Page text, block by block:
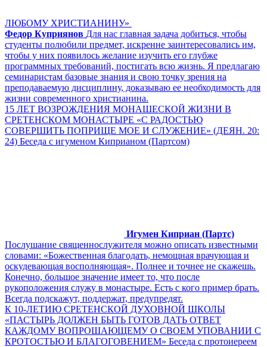
ЛЮБОМУ ХРИСТИАНИНУ»
Федор Куприянов Для нас главная задача добиться, чтобы
студенты полюбили предмет, искренне заинтересовались им,
чтобы у них появилось желание изучить его глубже
программных требований, постигать всю жизнь. Я предлагаю
семинаристам базовые знания и свою точку зрения на
преподаваемую дисциплину, доказываю ее необходимость для
жизни современного христианина.
15 ЛЕТ ВОЗРОЖДЕНИЯ МОНАШЕСКОЙ ЖИЗНИ В
СРЕТЕНСКОМ МОНАСТЫРЕ «С РАДОСТЬЮ
СОВЕРШИТЬ ПОПРИЩЕ МОЕ И СЛУЖЕНИЕ» (ДЕЯН. 20:
24) Беседа с игуменом Киприаном (Партсом)
Игумен Киприан (Партс)
Послушание священнослужителя можно описать известными
словами: «Божественная благодать, немощная врачующая и
оскудевающая восполняющая». Полнее и точнее не скажешь.
Конечно, большое значение имеет то, что после
рукоположения служу в монастыре. Есть с кого пример брать.
Всегда подскажут, поддержат, предупредят.
К 10-ЛЕТИЮ СРЕТЕНСКОЙ ДУХОВНОЙ ШКОЛЫ
«ПАСТЫРЬ ДОЛЖЕН БЫТЬ ГОТОВ ДАТЬ ОТВЕТ
КАЖДОМУ ВОПРОШАЮЩЕМУ О СВОЕМ УПОВАНИИ С
КРОТОСТЬЮ И БЛАГОГОВЕНИЕМ» Беседа с протоиереем